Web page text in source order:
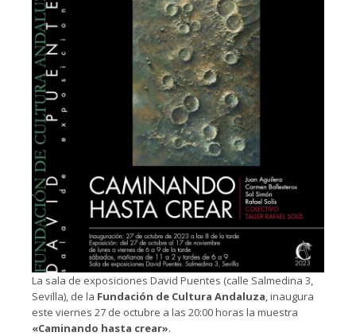
La sala de exposiciones David Puentes (calle Salmedina 3,
Sevilla), de la Fundación de Cultura Andaluza, inaugura
este viernes 27 de octubre a las 20:00 horas la muestra
«Caminando hasta crear».